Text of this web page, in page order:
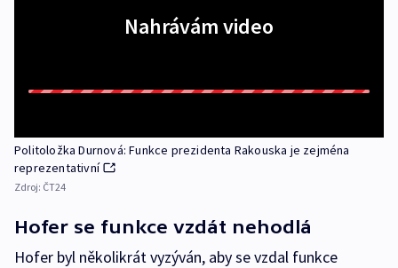
Nahrávám video
Politoložka Durnová: Funkce prezidenta Rakouska je zejména
reprezentativní
Zdroj: ČT24
Hofer se funkce vzdát nehodlá
Hofer byl několikrát vyzýván, aby se vzdal funkce